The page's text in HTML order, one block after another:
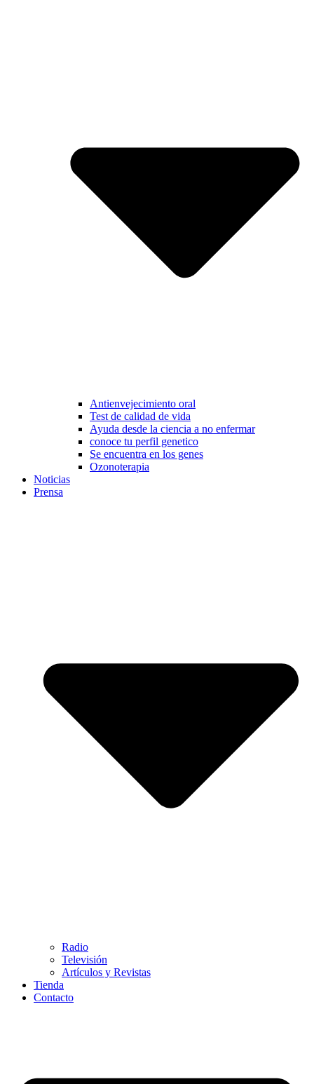
Antienvejecimiento oral
Test de calidad de vida
Ayuda desde la ciencia a no enfermar
conoce tu perfil genetico
Se encuentra en los genes
Ozonoterapia
Noticias
Prensa
Radio
Televisión
Artículos y Revistas
Tienda
Contacto